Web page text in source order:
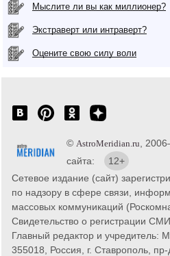
Мыслите ли вы как миллионер?
Экстраверт или интраверт?
Оцените свою силу воли
© AstroMeridian.ru ,
сайта:
12+
Сетевое издание (сайт)
по надзору в сфере связи,
массовых коммуникаций
Свидетельство о регистрации
Главный редактор и учредитель:
355018, Россия, г. Ставрополь,